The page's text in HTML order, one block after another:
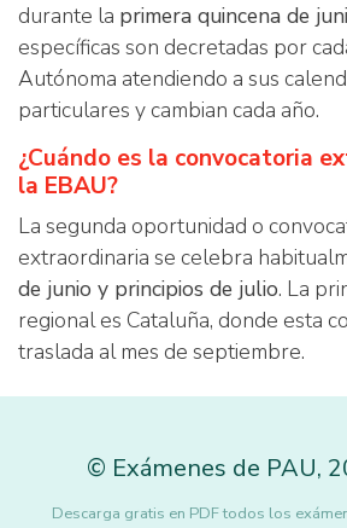
durante la primera quincena de
específicas son decretadas por
Autónoma atendiendo a sus
particulares y cambian cada año.
¿Cuándo es la convocatoria
la EBAU?
La segunda oportunidad o
extraordinaria se celebra
de junio y principios de julio. La
regional es Cataluña, donde esta
traslada al mes de septiembre.
© Exámenes de PAU,
Descarga gratis en PDF todos los